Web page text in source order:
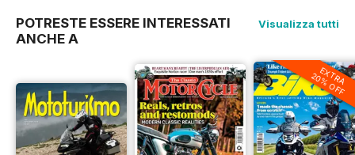
POTRESTE ESSERE INTERESSATI
ANCHE A
Visualizza tutti
EXTRA
20% OFF